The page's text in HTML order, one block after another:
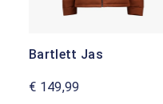
Bartlett Jas
€ 149,99